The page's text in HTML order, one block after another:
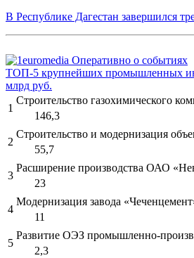
В Республике Дагестан завершился
ТОП-5 крупнейших промышленных
млрд руб.
1
Строительство газохимического
146,3
2
Строительство и модернизация
55,7
3
Расширение производства ОАО
23
4
Модернизация завода
11
5
Развитие ОЭЗ промышленно-
2,3